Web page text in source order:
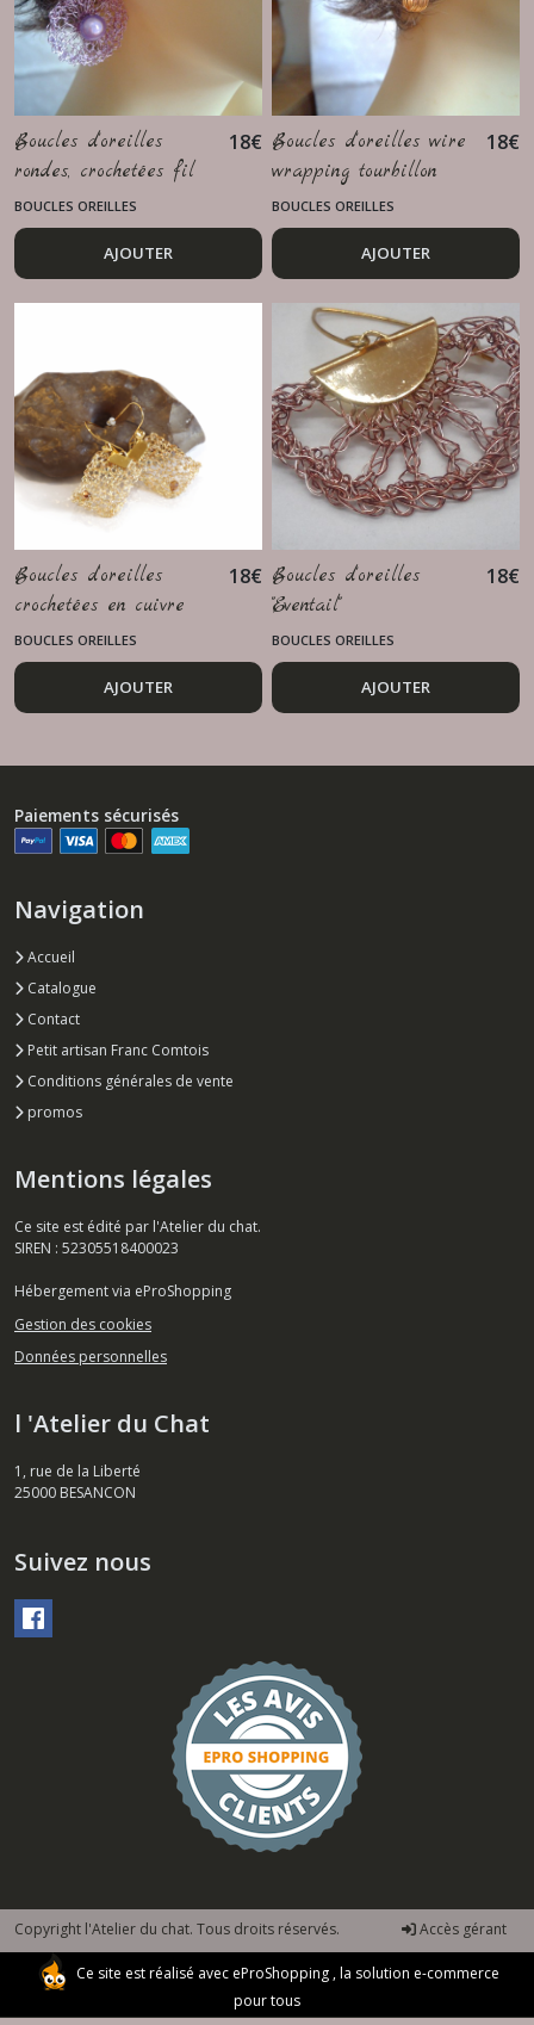
Boucles d'oreilles
rondes, crochetées fil
de cuivre
18€
BOUCLES OREILLES
AJOUTER
Boucles d'oreilles wire
wrapping tourbillon
doré
18€
BOUCLES OREILLES
AJOUTER
Boucles d’oreilles
crochetées en cuivre
doré – Attaches
plaqué or
18€
BOUCLES OREILLES
AJOUTER
Boucles d'oreilles
"Eventail"
18€
BOUCLES OREILLES
AJOUTER
Paiements sécurisés
Navigation
Accueil
Catalogue
Contact
Petit artisan Franc Comtois
Conditions générales de vente
promos
Mentions légales
Ce site est édité par l'Atelier du chat.
SIREN : 52305518400023
Hébergement via eProShopping
Gestion des cookies
Données personnelles
l 'Atelier du Chat
1, rue de la Liberté
25000 BESANCON
Suivez nous
Copyright l'Atelier du chat. Tous droits réservés. Accès gérant
Ce site est réalisé avec eProShopping , la solution e-commerce
pour tous